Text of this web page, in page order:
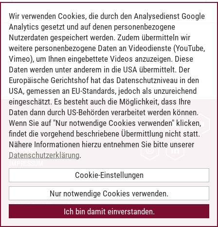
Timo Leder/30.06.2024
KONTAKT
LEUPHANA ALS ARBEITGEBER
INTRANET
BARRIEREFREIHEIT
COOKIE-EINSTELLUNGEN
Wir verwenden Cookies, die durch den Analysedienst Google
Analytics gesetzt und auf denen personenbezogene
Nutzerdaten gespeichert werden. Zudem übermitteln wir
weitere personenbezogene Daten an Videodienste (YouTube,
Vimeo), um Ihnen eingebettete Videos anzuzeigen. Diese
Daten werden unter anderem in die USA übermittelt. Der
Europäische Gerichtshof hat das Datenschutzniveau in den
USA, gemessen an EU-Standards, jedoch als unzureichend
eingeschätzt. Es besteht auch die Möglichkeit, dass Ihre
Daten dann durch US-Behörden verarbeitet werden können.
Wenn Sie auf "Nur notwendige Cookies verwenden" klicken,
findet die vorgehend beschriebene Übermittlung nicht statt.
Nähere Informationen hierzu entnehmen Sie bitte unserer
Datenschutzerklärung.
Cookie-Einstellungen
Nur notwendige Cookies verwenden.
Ich bin damit einverstanden.